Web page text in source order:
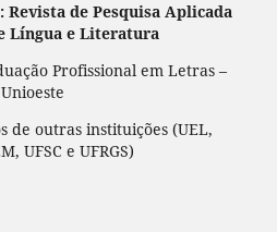
Revista de Pesquisa Aplicada
Língua e Literatura
Profissional em Letras –
Unioeste
de outras instituições (UEL,
UFSC e UFRGS)